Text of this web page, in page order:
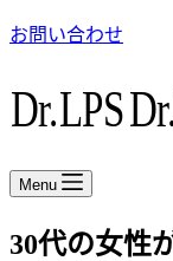
お問い合わせ
Menu
30代の女性